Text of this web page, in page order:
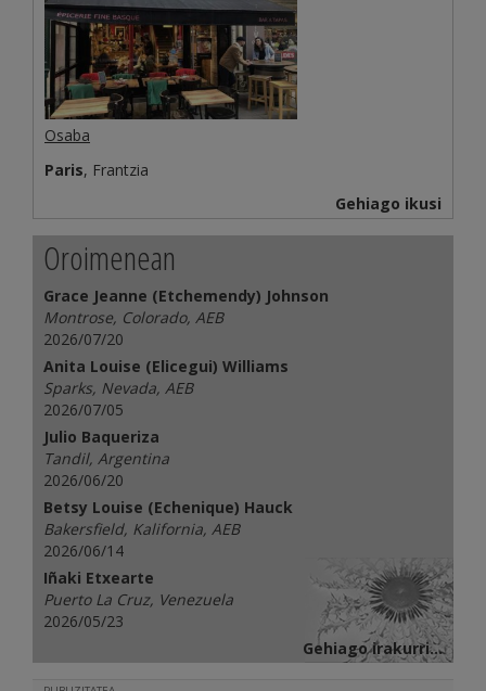
Osaba
Paris, Frantzia
Gehiago ikusi
Oroimenean
Grace Jeanne (Etchemendy) Johnson
Montrose, Colorado, AEB
2026/07/20
Anita Louise (Elicegui) Williams
Sparks, Nevada, AEB
2026/07/05
Julio Baqueriza
Tandil, Argentina
2026/06/20
Betsy Louise (Echenique) Hauck
Bakersfield, Kalifornia, AEB
2026/06/14
Iñaki Etxearte
Puerto La Cruz, Venezuela
2026/05/23
Gehiago irakurri...